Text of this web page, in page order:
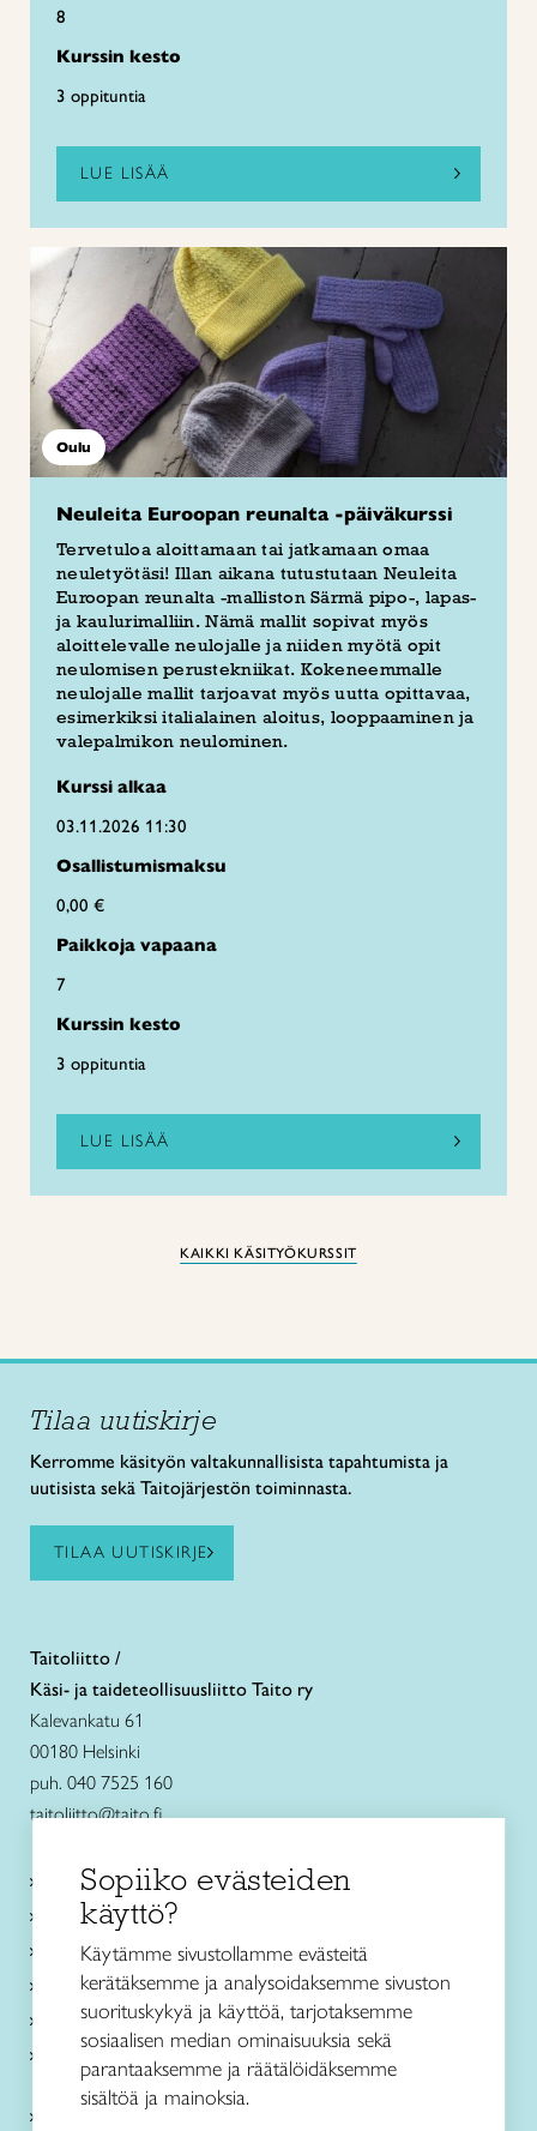
8
Kurssin kesto
3 oppituntia
LUE LISÄÄ
Oulu
Neuleita Euroopan reunalta -päiväkurssi
Tervetuloa aloittamaan tai jatkamaan omaa
neuletyötäsi! Illan aikana tutustutaan Neuleita
Euroopan reunalta -malliston Särmä pipo-, lapas-
ja kaulurimalliin. Nämä mallit sopivat myös
aloittelevalle neulojalle ja niiden myötä opit
neulomisen perustekniikat. Kokeneemmalle
neulojalle mallit tarjoavat myös uutta opittavaa,
esimerkiksi italialainen aloitus, looppaaminen ja
valepalmikon neulominen.
Kurssi alkaa
03.11.2026 11:30
Osallistumismaksu
0,00 €
Paikkoja vapaana
7
Kurssin kesto
3 oppituntia
LUE LISÄÄ
KAIKKI KÄSITYÖKURSSIT
Tilaa uutiskirje
Kerromme käsityön valtakunnallisista tapahtumista ja
uutisista sekä Taitojärjestön toiminnasta.
TILAA UUTISKIRJE
Taitoliitto /
Käsi- ja taideteollisuusliitto Taito ry
Kalevankatu 61
00180 Helsinki
puh. 040 7525 160
taitoliitto@taito.fi
Käsityökurssit ja koulutus
Ajankohtaista
Käsityöohjeet
Me olemme Taito
Paikallinen toiminta
Verkkokaupat
Kirjaudu Arviin
Sopiiko evästeiden
käyttö?
Käytämme sivustollamme evästeitä
kerätäksemme ja analysoidaksemme sivuston
suorituskykyä ja käyttöä, tarjotaksemme
sosiaalisen median ominaisuuksia sekä
parantaaksemme ja räätälöidäksemme
sisältöä ja mainoksia.